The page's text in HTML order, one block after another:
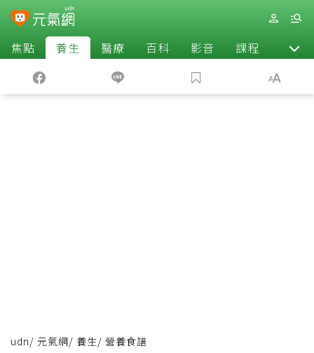
焦點 養生 醫療 百科 影音 課程 退休
udn/ 元氣網/ 養生/ 營養食譜